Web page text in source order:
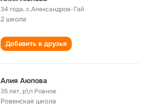
34 года,с.Александров-Гай
2 школа
Добавить в друзья
Алия Аюпова
35 лет,р\п Ровное
Ровенская школа